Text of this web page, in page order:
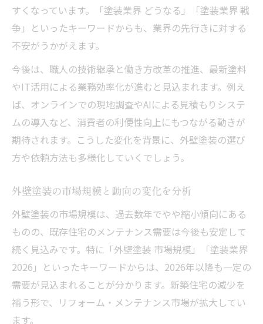
外壁塗装における資材不足への具体策
シンナー不足が外壁塗装工事に与える影響
を解説
外壁塗装の材料確保と依頼時の注意点
資材高騰時代に外壁塗装を賢く進める方法
外壁塗装の納期遅延リスクとその回避策
これからの外壁塗装に必要な判断力
外壁塗装で後悔しないための判断の軸
業界動向から読み解く外壁塗装の選択基準
塗装業界の将来性と外壁塗装の賢い選択法
価格や時期だけに惑わされない外壁塗装判
断
信頼できる外壁塗装業者の見極め方とは
すくなっています。「塗装業界 どうなる」「塗装業界 戦
争」といったキーワードからも、業界の先行きに対する
不安がうかがえます。
今後は、職人の技術継承と働き方改革の推進、最新塗料
やIT活用による業務効率化が進むと見込まれます。例え
ば、オンラインでの現地調査やAIによる見積もりシステ
ムの導入など、消費者の利便性向上にもつながる動きが
期待されます。こうした変化を背景に、外壁塗装の選び
方や依頼方法も多様化していくでしょう。
外壁塗装の市場規模と動向の変化を分析
外壁塗装の市場規模は、過去数年でやや縮小傾向にある
ものの、既存住宅のメンテナンス需要は今後も安定して
続く見込みです。特に「外壁塗装 市場規模」「塗装業界
2026」といったキーワードからは、2026年以降も一定の
需要が見込まれることが分かります。新築住宅の減少を
補う形で、リフォーム・メンテナンス市場が拡大してい
ます。